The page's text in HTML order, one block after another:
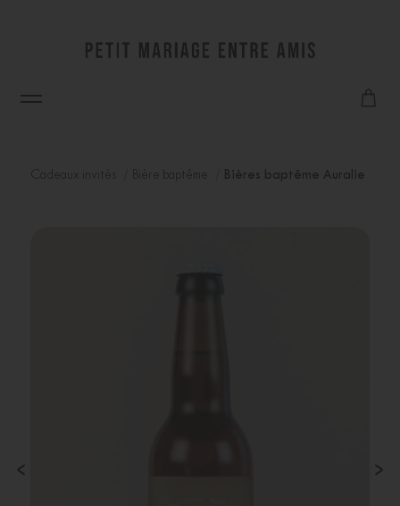
Cadeaux invités Bière baptême Bières baptême Auralie
‹ ›